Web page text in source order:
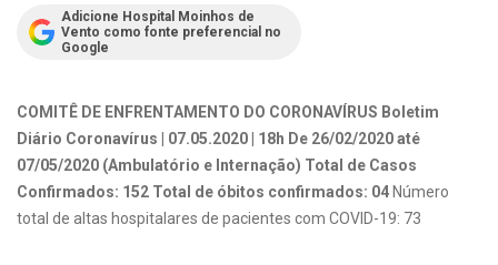
Adicione Hospital Moinhos de
Vento como fonte preferencial no
Google
COMITÊ DE ENFRENTAMENTO DO CORONAVÍRUS Boletim
Diário Coronavírus | 07.05.2020 | 18h De 26/02/2020 até
07/05/2020 (Ambulatório e Internação) Total de Casos
Confirmados: 152 Total de óbitos confirmados: 04 Número
total de altas hospitalares de pacientes com COVID-19: 73